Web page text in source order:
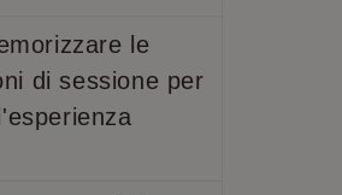
le
di sessione per
dei siti.
mantenere lo